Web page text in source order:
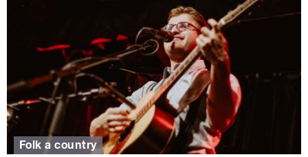
Folk a country